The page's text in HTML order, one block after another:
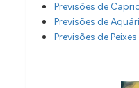
Previsões de
Previsões de
Previsões de